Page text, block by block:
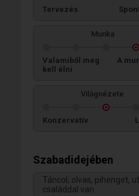
Tervezés
Munka
Valamiből meg
kell élni
A
Világnézete
Konzervatív
Szabadidejében
Táncol, olvas, pihenget,
családdal van